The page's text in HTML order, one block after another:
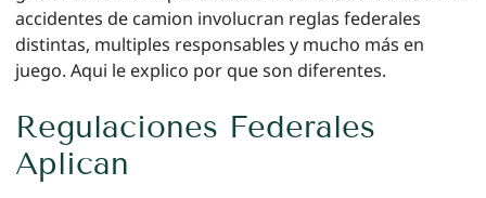
accidentes de camion involucran reglas federales
distintas, multiples responsables y mucho más en
juego. Aqui le explico por que son diferentes.
Regulaciones Federales
Aplican